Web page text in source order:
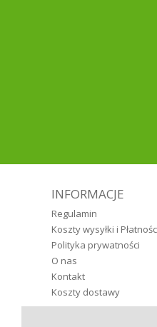
INFORMACJE
Regulamin
Koszty wysyłki i
Polityka prywatności
O nas
Kontakt
Koszty dostawy